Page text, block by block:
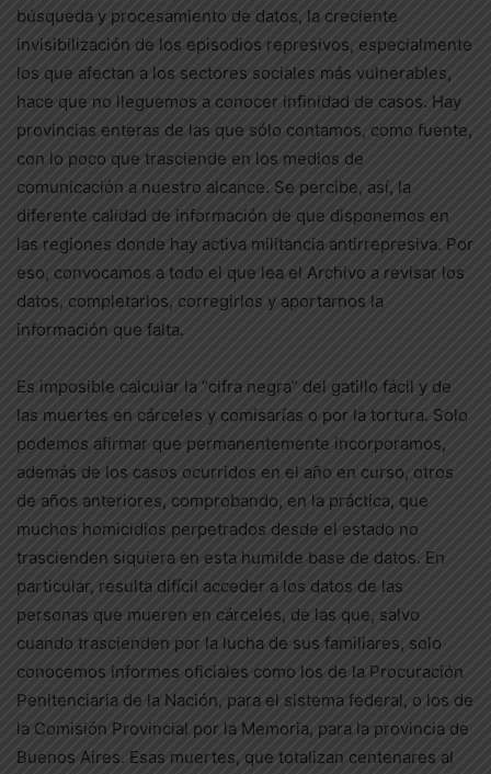
búsqueda y procesamiento de datos, la creciente
invisibilización de los episodios represivos, especialmente
los que afectan a los sectores sociales más vulnerables,
hace que no lleguemos a conocer infinidad de casos. Hay
provincias enteras de las que sólo contamos, como fuente,
con lo poco que trasciende en los medios de
comunicación a nuestro alcance. Se percibe, así, la
diferente calidad de información de que disponemos en
las regiones donde hay activa militancia antirrepresiva. Por
eso, convocamos a todo el que lea el Archivo a revisar los
datos, completarlos, corregirlos y aportarnos la
información que falta.
Es imposible calcular la “cifra negra” del gatillo fácil y de
las muertes en cárceles y comisarías o por la tortura. Solo
podemos afirmar que permanentemente incorporamos,
además de los casos ocurridos en el año en curso, otros
de años anteriores, comprobando, en la práctica, que
muchos homicidios perpetrados desde el estado no
trascienden siquiera en esta humilde base de datos. En
particular, resulta difícil acceder a los datos de las
personas que mueren en cárceles, de las que, salvo
cuando trascienden por la lucha de sus familiares, solo
conocemos informes oficiales como los de la Procuración
Penitenciaria de la Nación, para el sistema federal, o los de
la Comisión Provincial por la Memoria, para la provincia de
Buenos Aires. Esas muertes, que totalizan centenares al